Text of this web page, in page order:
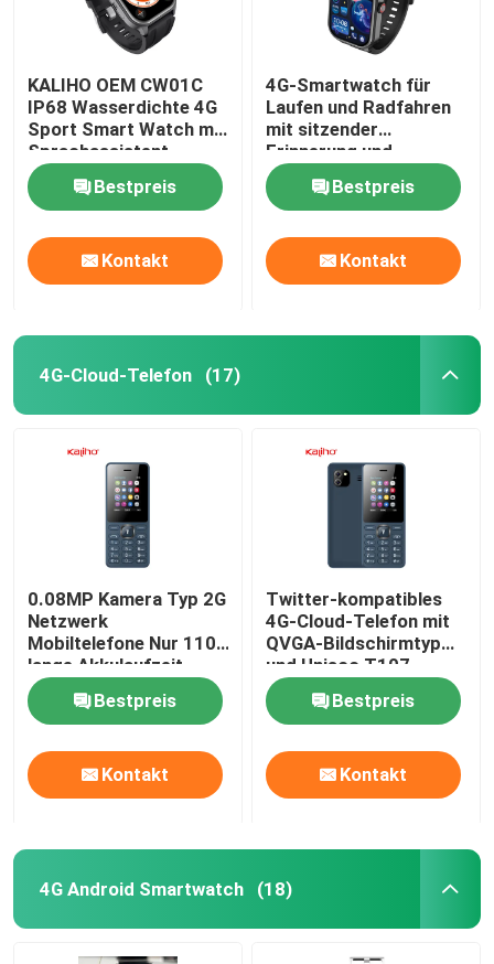
KALIHO OEM CW01C
IP68 Wasserdichte 4G
Sport Smart Watch mit
Sprachassistent
Bestpreis
Kontakt
4G-Smartwatch für
Laufen und Radfahren
mit sitzender
Erinnerung und
Schlafüberwachung
Bestpreis
Kontakt
4G-Cloud-Telefon (17)
0.08MP Kamera Typ 2G
Netzwerk
Mobiltelefone Nur 110g
lange Akkulaufzeit
Bestpreis
Kontakt
Twitter-kompatibles
4G-Cloud-Telefon mit
QVGA-Bildschirmtyp
und Unisoc T107-
Chipsatz
Bestpreis
Kontakt
4G Android Smartwatch (18)